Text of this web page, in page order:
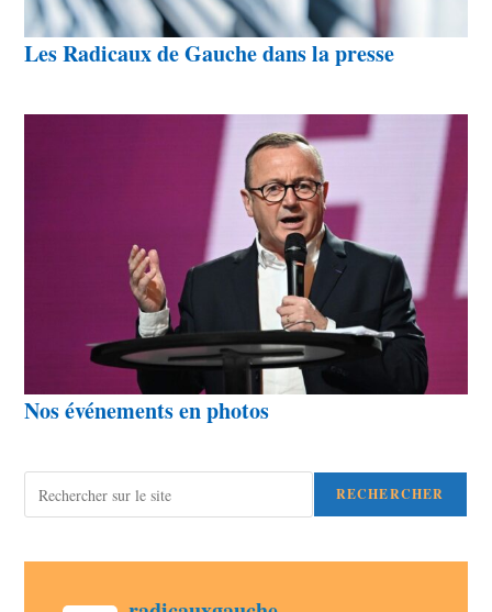
Les Radicaux de Gauche dans la presse
Nos événements en photos
RECHERCHER